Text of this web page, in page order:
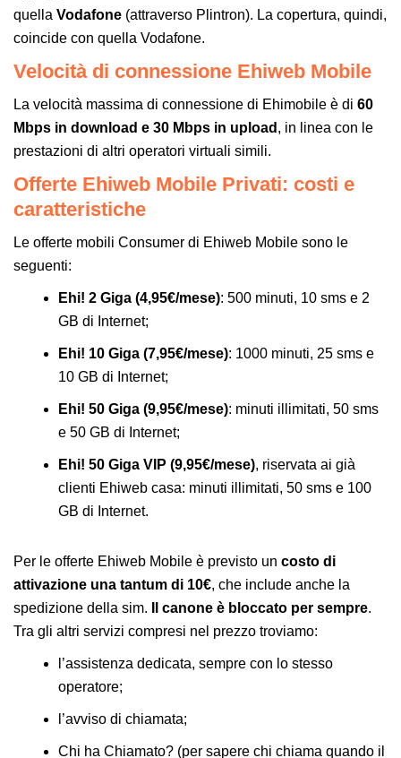
quella Vodafone (attraverso Plintron). La copertura, quindi,
coincide con quella Vodafone.
Velocità di connessione Ehiweb Mobile
La velocità massima di connessione di Ehimobile è di 60
Mbps in download e 30 Mbps in upload , in linea con le
prestazioni di altri operatori virtuali simili.
Offerte Ehiweb Mobile Privati: costi e
caratteristiche
Le offerte mobili Consumer di Ehiweb Mobile sono le
seguenti:
Ehi! 2 Giga (4,95€/mese): 500 minuti, 10 sms e 2
GB di Internet;
Ehi! 10 Giga (7,95€/mese): 1000 minuti, 25 sms e
10 GB di Internet;
Ehi! 50 Giga (9,95€/mese): minuti illimitati, 50 sms
e 50 GB di Internet;
Ehi! 50 Giga VIP (9,95€/mese), riservata ai già
clienti Ehiweb casa: minuti illimitati, 50 sms e 100
GB di Internet.
Per le offerte Ehiweb Mobile è previsto un costo di
attivazione una tantum di 10€, che include anche la
spedizione della sim.
Il canone è bloccato per sempre.
Tra gli altri servizi compresi nel prezzo troviamo:
l’assistenza dedicata, sempre con lo stesso
operatore;
l’avviso di chiamata;
Chi ha Chiamato? (per sapere chi chiama quando il